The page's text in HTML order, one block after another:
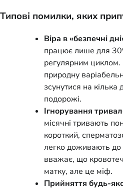
Типові помилки, яких
Віра в «безпечні
працює лише для
регулярним
природну
зсунутися на кілька
подорожі.
Ігнорування
місячні тривають
короткий,
легко доживають до
вважає, що
матку, але це міф.
Прийняття будь-